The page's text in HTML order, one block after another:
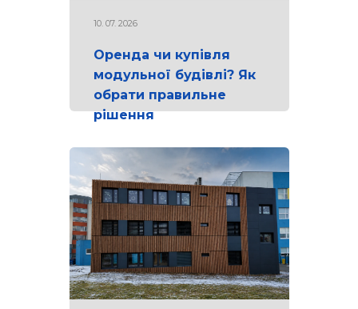
10. 07. 2026
Оренда чи купівля
модульної будівлі? Як
обрати правильне
рішення